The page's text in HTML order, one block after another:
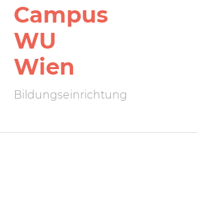
Campus
WU
Wien
Bildungseinrichtung